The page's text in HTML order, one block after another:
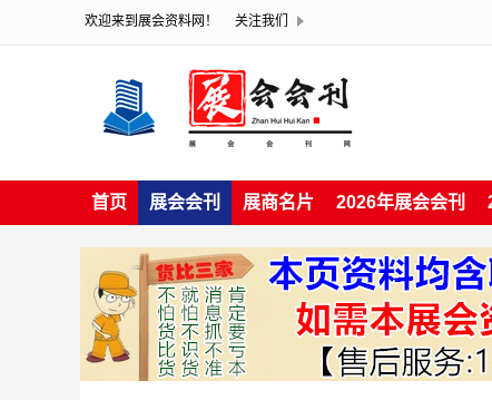
欢迎来到展会资料网！ 关注我们
首页 展会会刊 展商名片 2026年展会会刊